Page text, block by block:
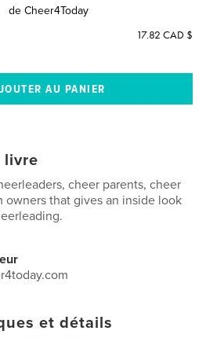
de Cheer4Today
17.82 CAD $
livre
cheer parents, cheer
owners that gives an inside look
et détails